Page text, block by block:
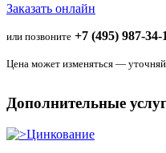
Заказать онлайн
или позвоните +7 (495) 987-34-
Цена может изменяться —
Дополнительные